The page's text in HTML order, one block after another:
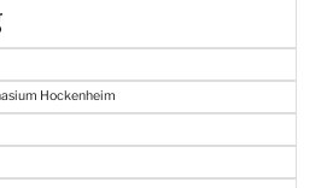
Hockenheim